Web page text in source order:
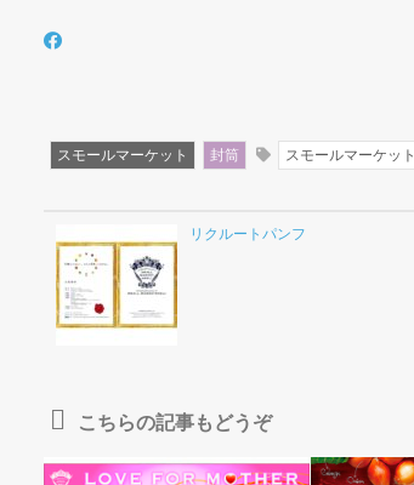
スモールマーケット 封筒 スモールマーケット
リクルートパンフ
こちらの記事もどうぞ